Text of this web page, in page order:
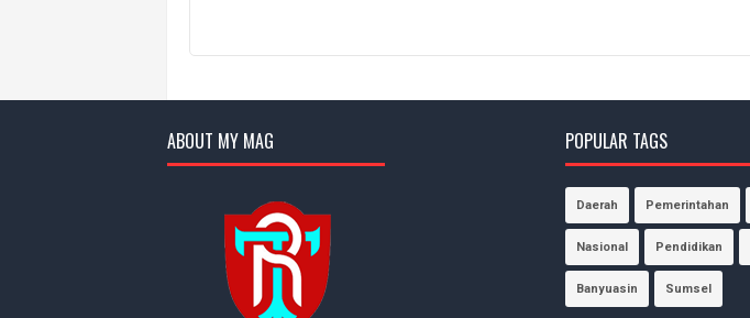
ABOUT MY MAG POPULAR TAGS
Daerah Pemerintahan
Nasional Pendidikan
Banyuasin Sumsel